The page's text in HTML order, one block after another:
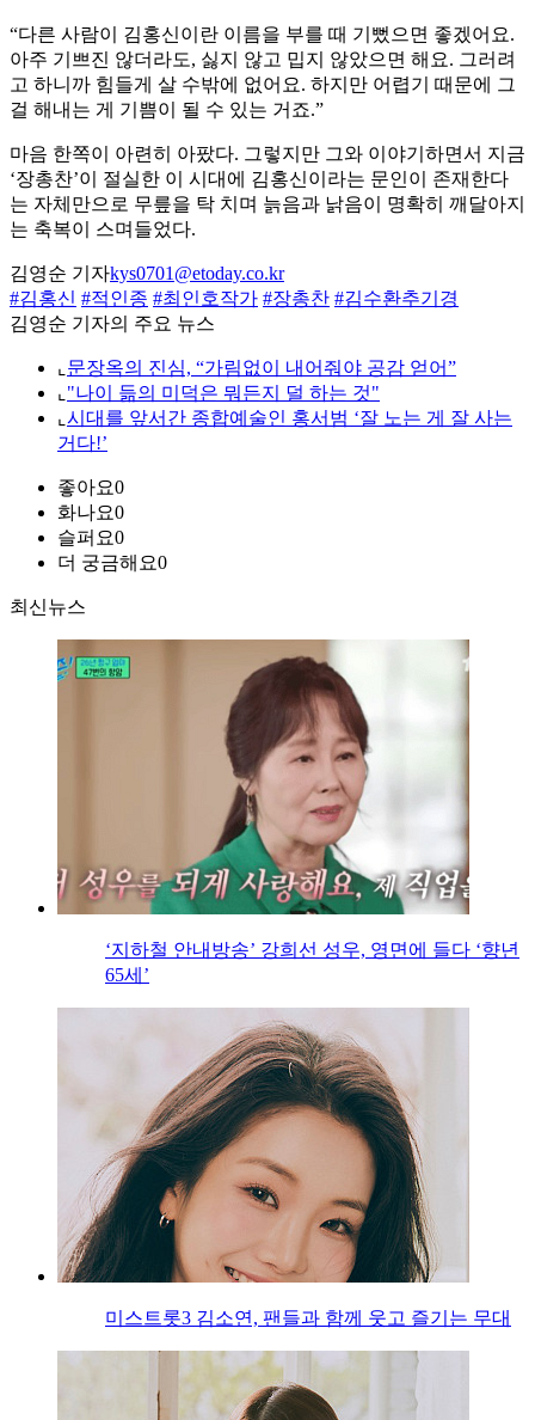
“다른 사람이 김홍신이란 이름을 부를 때 기뻤으면 좋겠어요.
아주 기쁘진 않더라도, 싫지 않고 밉지 않았으면 해요. 그러려
고 하니까 힘들게 살 수밖에 없어요. 하지만 어렵기 때문에 그
걸 해내는 게 기쁨이 될 수 있는 거죠.”
마음 한쪽이 아련히 아팠다. 그렇지만 그와 이야기하면서 지금
‘장총찬’이 절실한 이 시대에 김홍신이라는 문인이 존재한다
는 자체만으로 무릎을 탁 치며 늙음과 낡음이 명확히 깨달아지
는 축복이 스며들었다.
김영순 기자kys0701@etoday.co.kr
#김홍신 #적인종 #최인호작가 #장총찬 #김수환추기경
김영순 기자의 주요 뉴스
⌞ 문장옥의 진심, “가림없이 내어줘야 공감 얻어”
⌞ "나이 듦의 미덕은 뭐든지 덜 하는 것"
⌞ 시대를 앞서간 종합예술인 홍서범 ‘잘 노는 게 잘 사는
거다!’
좋아요0
화나요0
슬퍼요0
더 궁금해요0
최신뉴스
‘지하철 안내방송’ 강희선 성우, 영면에 들다 ‘향년
65세’
미스트롯3 김소연, 팬들과 함께 웃고 즐기는 무대